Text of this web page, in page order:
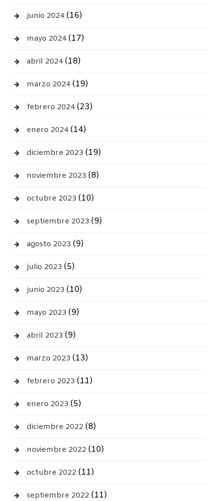
junio 2024(16)
mayo 2024(17)
abril 2024(18)
marzo 2024(19)
febrero 2024(23)
enero 2024(14)
diciembre 2023 (19)
noviembre 2023 (8)
octubre 2023 (10)
septiembre 2023 (9)
agosto 2023 (9)
julio 2023 (5)
junio 2023 (10)
mayo 2023 (9)
abril 2023 (9)
marzo 2023 (13)
febrero 2023 (11)
enero 2023 (5)
diciembre 2022 (8)
noviembre 2022 (10)
octubre 2022 (11)
septiembre 2022 (11)